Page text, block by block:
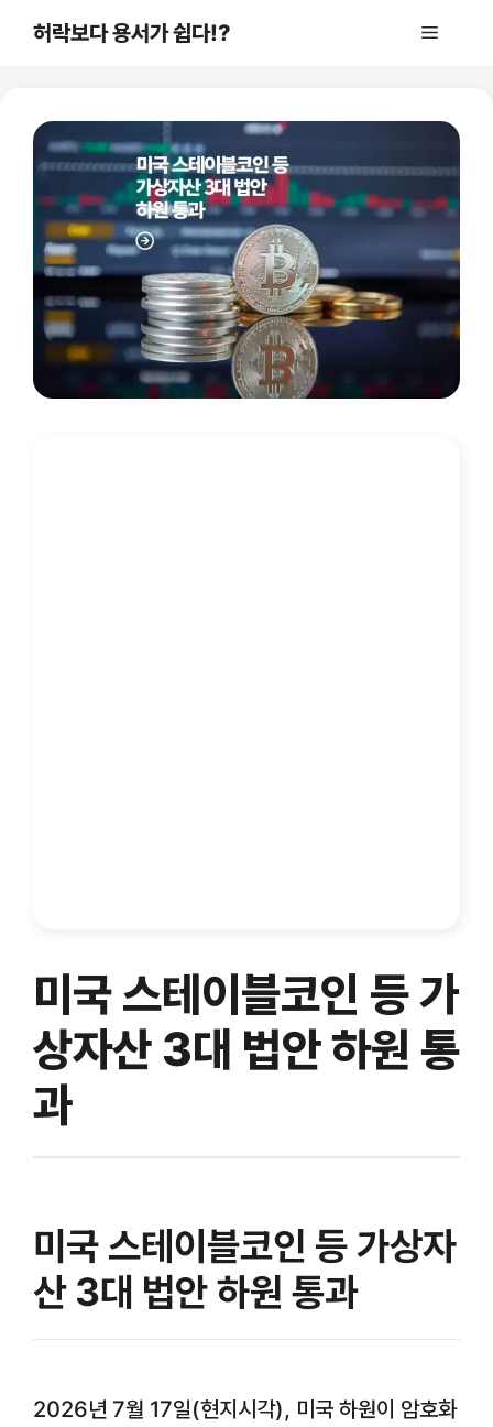
허락보다 용서가 쉽다!? 메
미국 스테이블코인 등 가
상자산 3대 법안 하원 통
과
미국 스테이블코인 등 가상자
산 3대 법안 하원 통과
2026년 7월 17일(현지시각), 미국 하원이 암호화